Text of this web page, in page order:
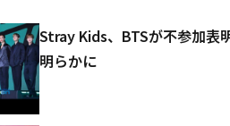
Stray Kids、BTSが不参加表
明らかに